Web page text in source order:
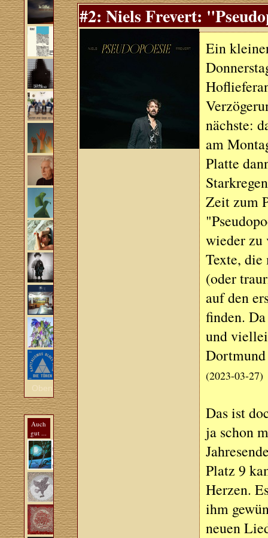
Oben
Auch
gut ...
#2: Niels Frevert:
Ein
nächste:
am
Platte
Zeit zum
wieder zu
Texte,
(oder
auf den
finden.
und
(2023-03-27)
Das ist
ja schon
Platz 9
Herzen.
ihm
neuen